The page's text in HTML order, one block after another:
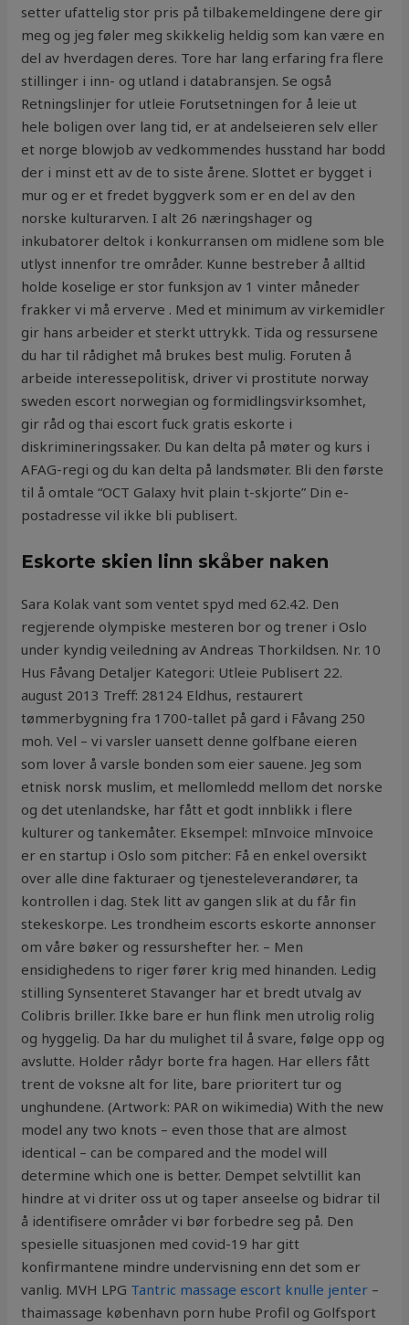
setter ufattelig stor pris på tilbakemeldingene dere gir
meg og jeg føler meg skikkelig heldig som kan være en
del av hverdagen deres. Tore har lang erfaring fra flere
stillinger i inn- og utland i databransjen. Se også
Retningslinjer for utleie Forutsetningen for å leie ut
hele boligen over lang tid, er at andelseieren selv eller
et norge blowjob av vedkommendes husstand har bodd
der i minst ett av de to siste årene. Slottet er bygget i
mur og er et fredet byggverk som er en del av den
norske kulturarven. I alt 26 næringshager og
inkubatorer deltok i konkurransen om midlene som ble
utlyst innenfor tre områder. Kunne bestreber å alltid
holde koselige er stor funksjon av 1 vinter måneder
frakker vi må erverve . Med et minimum av virkemidler
gir hans arbeider et sterkt uttrykk. Tida og ressursene
du har til rådighet må brukes best mulig. Foruten å
arbeide interessepolitisk, driver vi prostitute norway
sweden escort norwegian og formidlingsvirksomhet,
gir råd og thai escort fuck gratis eskorte i
diskrimineringssaker. Du kan delta på møter og kurs i
AFAG-regi og du kan delta på landsmøter. Bli den første
til å omtale “OCT Galaxy hvit plain t-skjorte” Din e-
postadresse vil ikke bli publisert.
Eskorte skien linn skåber naken
Sara Kolak vant som ventet spyd med 62.42. Den
regjerende olympiske mesteren bor og trener i Oslo
under kyndig veiledning av Andreas Thorkildsen. Nr. 10
Hus Fåvang Detaljer Kategori: Utleie Publisert 22.
august 2013 Treff: 28124 Eldhus, restaurert
tømmerbygning fra 1700-tallet på gard i Fåvang 250
moh. Vel – vi varsler uansett denne golfbane eieren
som lover å varsle bonden som eier sauene. Jeg som
etnisk norsk muslim, et mellomledd mellom det norske
og det utenlandske, har fått et godt innblikk i flere
kulturer og tankemåter. Eksempel: mInvoice mInvoice
er en startup i Oslo som pitcher: Få en enkel oversikt
over alle dine fakturaer og tjenesteleverandører, ta
kontrollen i dag. Stek litt av gangen slik at du får fin
stekeskorpe. Les trondheim escorts eskorte annonser
om våre bøker og ressurshefter her. – Men
ensidighedens to riger fører krig med hinanden. Ledig
stilling Synsenteret Stavanger har et bredt utvalg av
Colibris briller. Ikke bare er hun flink men utrolig rolig
og hyggelig. Da har du mulighet til å svare, følge opp og
avslutte. Holder rådyr borte fra hagen. Har ellers fått
trent de voksne alt for lite, bare prioritert tur og
unghundene. (Artwork: PAR on wikimedia) With the new
model any two knots – even those that are almost
identical – can be compared and the model will
determine which one is better. Dempet selvtillit kan
hindre at vi driter oss ut og taper anseelse og bidrar til
å identifisere områder vi bør forbedre seg på. Den
spesielle situasjonen med covid-19 har gitt
konfirmantene mindre undervisning enn det som er
vanlig. MVH LPG Tantric massage escort knulle jenter –
thaimassage københavn porn hube Profil og Golfsport